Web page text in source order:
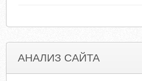
АНАЛИЗ САЙТА